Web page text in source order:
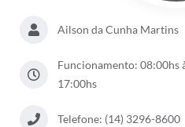
Ailson da Cunha Martins
Funcionamento: 08:00hs
17:00hs
Telefone: (14) 3296-8600